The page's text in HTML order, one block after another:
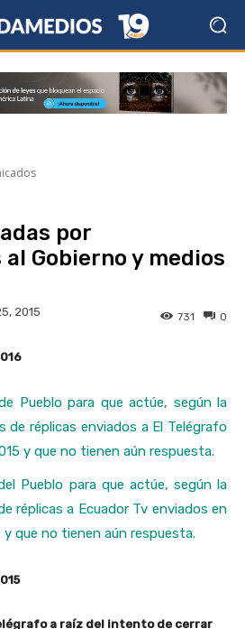
por
Gobierno y medios
2015 0
731
Pueblo para que actúe, según la
de réplicas enviados a El Telégrafo
y que no tienen aún respuesta.
Pueblo para que actúe, según la
réplicas a Ecuador Tv enviados en
que no tienen aún respuesta.
a raíz del intento de cerrar